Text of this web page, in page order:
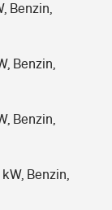
Benzin,
Benzin,
Benzin,
Benzin,